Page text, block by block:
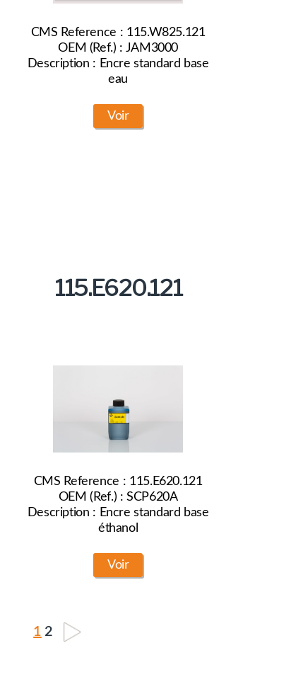
CMS Reference : 115.W825.121
OEM (Ref.) : JAM3000
Description : Encre standard base
eau
Voir
115.E620.121
CMS Reference : 115.E620.121
OEM (Ref.) : SCP620A
Description : Encre standard base
éthanol
Voir
1 2